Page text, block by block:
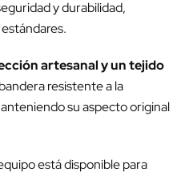
y durabilidad,
artesanal y un tejido
resistente a la
su aspecto original
está disponible para